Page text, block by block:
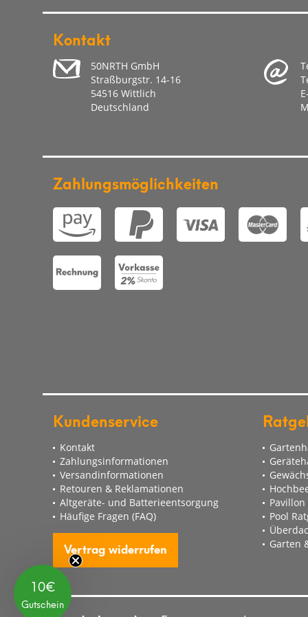
- Umwelteinflüsse (Feuchtigkeit, Hitze, Überspannung,
- Nichtbeachtung der Bedienungsanleitung
- eigenmächtige Reparaturversuche
- normaler Verschleiß
Eine Inanspruchnahme der Garantieleistung setzt
Wir bitten um Verständnis, dass der Hersteller ohne
kann. Die Übersendung der Rechnungskopie dient der
Sofern es sich um einen berechtigten
Eventuell von Ihnen verauslagte Versandkosten
Garantieversprechen in keiner Weise eingeschränkt.
Ist die Kaufsache mangelhaft, können Sie sich daher in
halten, unabhängig davon, ob ein Garantiefall vorliegt
Kontakt
50NRTH GmbH
Straßburgstr. 14-16
54516 Wittlich
Deutschland
Zahlungsmöglichkeiten
Kundenservice
Kontakt
Zahlungsinformationen
Versandinformationen
Retouren & Reklamationen
Altgeräte- und Batterieentsorgung
Häufige Fragen (FAQ)
Vertrag widerrufen
Pool
Garten
10€
Gutschein